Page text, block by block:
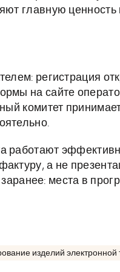
главную ценность
регистрация
на сайте
комитет
а не
заранее: места в
изделий электронной